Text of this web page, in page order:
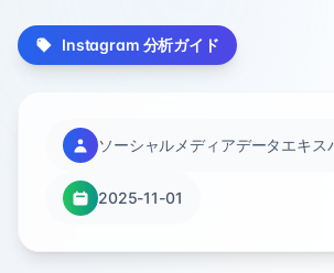
Instagram 分析ガイド
ソーシャルメディアデータエキス
2025-11-01